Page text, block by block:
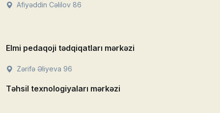
Afiyəddin Cəlilov 86
Elmi pedaqoji tədqiqatları mərkəzi
Zərifə Əliyeva 96
Təhsil texnologiyaları mərkəzi